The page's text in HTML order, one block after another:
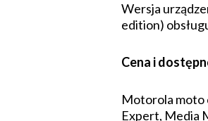
Wersja
edition)
Cena i
Motorola moto
Expert, Media